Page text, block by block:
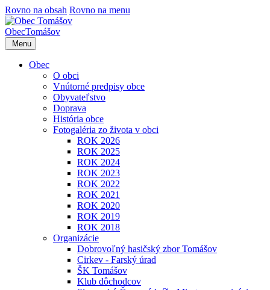
Rovno na obsah Rovno na menu
ObecTomášov
Menu
Obec
O obci
Vnútorné predpisy obce
Obyvateľstvo
Doprava
História obce
Fotogaléria zo života v obci
ROK 2026
ROK 2025
ROK 2024
ROK 2023
ROK 2022
ROK 2021
ROK 2020
ROK 2019
ROK 2018
Organizácie
Dobrovoľný hasičský zbor Tomášov
Cirkev - Farský úrad
ŠK Tomášov
Klub dôchodcov